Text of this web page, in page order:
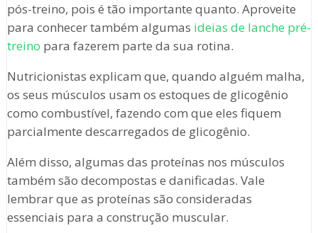
pós-treino, pois é tão importante quanto. Aproveite
para conhecer também algumas ideias de lanche pré-
treino para fazerem parte da sua rotina.
Nutricionistas explicam que, quando alguém malha,
os seus músculos usam os estoques de glicogênio
como combustível, fazendo com que eles fiquem
parcialmente descarregados de glicogênio.
Além disso, algumas das proteínas nos músculos
também são decompostas e danificadas. Vale
lembrar que as proteínas são consideradas
essenciais para a construção muscular.